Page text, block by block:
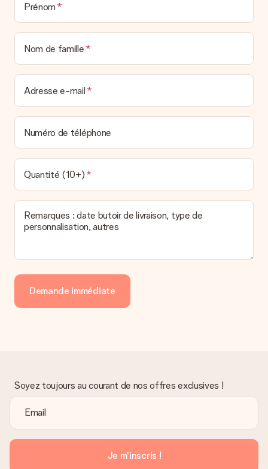
Prénom
Nom de famille
Adresse e-mail
Numéro de téléphone
Quantité (10+)
Remarques : date butoir de livraison, type de
personnalisation, autres
Demande immédiate
Soyez toujours au courant de nos offres exclusives !
Je m'inscris !